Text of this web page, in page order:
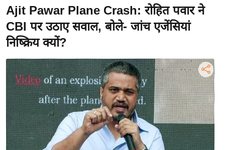
ज़ा
ख
ब
र
रा
ष्ट्री
य
अं
त
र्रा
Ajit Pawar Plane Crash: रोहित पवार ने
CBI पर उठाए सवाल, बोले- जांच एजेंसियां
निष्क्रिय क्यों?